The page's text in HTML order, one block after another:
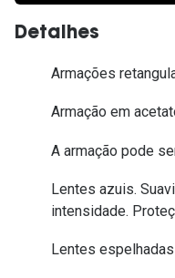
Detalhes
Armações
Armação em
A armação pode
Lentes azuis.
intensidade.
Lentes espelhadas